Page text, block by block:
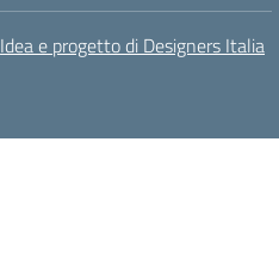
Idea e progetto di Designers Italia